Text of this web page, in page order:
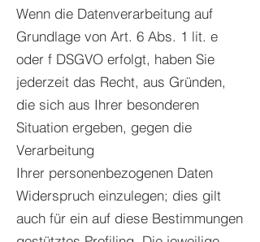
Wenn die Datenverarbeitung auf
Grundlage von Art. 6 Abs. 1 lit. e
oder f DSGVO erfolgt, haben Sie
jederzeit das Recht, aus Gründen,
die sich aus Ihrer besonderen
Situation ergeben, gegen die
Verarbeitung
Ihrer personenbezogenen Daten
Widerspruch einzulegen; dies gilt
auch für ein auf diese Bestimmungen